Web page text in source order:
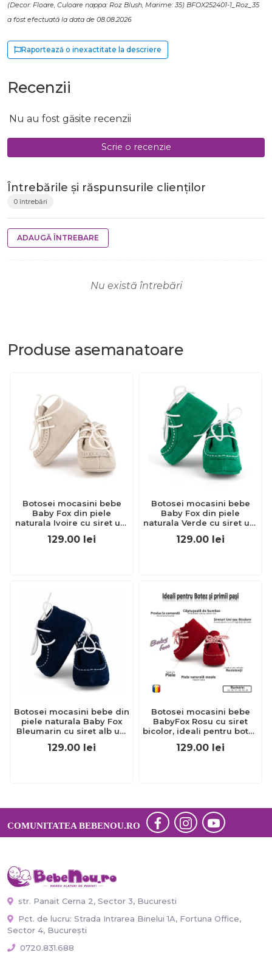
(Decor: Floare, Culoare nappa: Roz Blush, Marime: 35) BFOX252401-1_Roz_35
a fost efectuată la data de 08.08.2026
Raportează o inexactitate la descriere
Recenzii
Nu au fost găsite recenzii
Scrie o recenzie
Întrebările și răspunsurile clienților
0 întrebări
ADAUGĂ ÎNTREBARE
Nu există întrebări
Produse asemanatoare
Botosei mocasini bebe
Baby Fox din piele
naturala Ivoire cu siret uni
129.00 lei
Botosei mocasini bebe
Baby Fox din piele
naturala Verde cu siret uni
129.00 lei
Botosei mocasini bebe din
piele naturala Baby Fox
Bleumarin cu siret alb uni
129.00 lei
Botosei mocasini bebe
BabyFox Rosu cu siret
bicolor, ideali pentru botez
2
129.00 lei
COMUNITATEA BEBENOU.RO
str. Panait Cerna 2, Sector 3, Bucuresti
Pct. de lucru: Strada Intrarea Binelui 1A, Fortuna Office,
Sector 4, București
0720.831.688